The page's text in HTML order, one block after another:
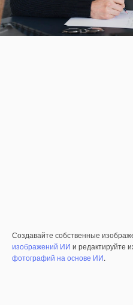
Создавайте собственные
изображений ИИ и редактируйте
фотографий на основе ИИ.